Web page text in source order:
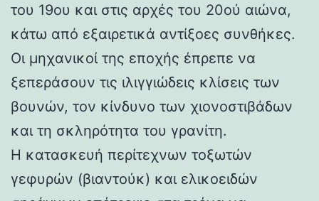
του 19ου και στις αρχές του 20ού αιώνα,
κάτω από εξαιρετικά αντίξοες συνθήκες.
Οι μηχανικοί της εποχής έπρεπε να
ξεπεράσουν τις ιλιγγιώδεις κλίσεις των
βουνών, τον κίνδυνο των χιονοστιβάδων
και τη σκληρότητα του γρανίτη.
Η κατασκευή περίτεχνων τοξωτών
γεφυρών (βιαντούκ) και ελικοειδών